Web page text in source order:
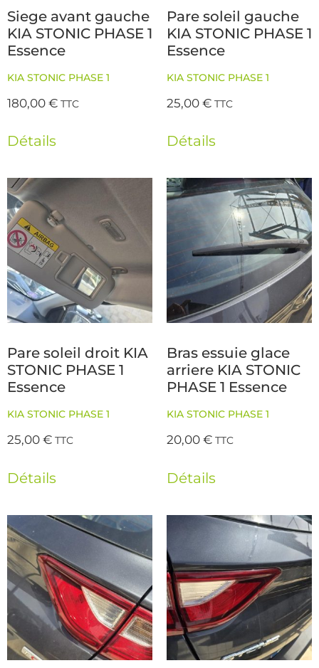
Siege avant gauche
KIA STONIC PHASE 1
Essence
KIA STONIC PHASE 1
180,00€ TTC
Détails
Pare soleil gauche
KIA STONIC PHASE 1
Essence
KIA STONIC PHASE 1
25,00€ TTC
Détails
Pare soleil droit KIA
STONIC PHASE 1
Essence
KIA STONIC PHASE 1
25,00€ TTC
Détails
Bras essuie glace
arriere KIA STONIC
PHASE 1 Essence
KIA STONIC PHASE 1
20,00€ TTC
Détails